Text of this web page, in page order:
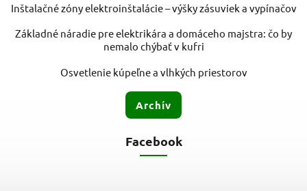
Inštalačné zóny elektroinštalácie – výšky zásuviek a vypínačov
Základné náradie pre elektrikára a domáceho majstra: čo by
nemalo chýbať v kufri
Osvetlenie kúpeľne a vlhkých priestorov
Archív
Facebook